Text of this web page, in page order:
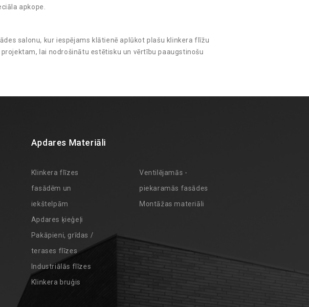
apkope.
salonu, kur iespējams klātienē aplūkot plašu klinkera flīžu
lai nodrošinātu estētisku un vērtību paaugstinošu
Apdares Materiāli
Klinkera flīzes
fasādēm un
iekštelpām
Apdares ķieģeļi
Pakāpieni, grīdas /
terases flīzes
Industriālās flīzes
Klinkera bruģis
Ventilējamās -
piekaramās fasādes
Montāžas materiāli